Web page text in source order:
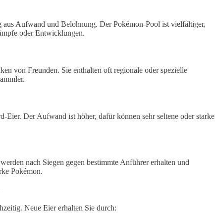
aus Aufwand und Belohnung. Der Pokémon-Pool ist vielfältiger,
oder Entwicklungen.
von Freunden. Sie enthalten oft regionale oder spezielle
Eier. Der Aufwand ist höher, dafür können sehr seltene oder starke
nach Siegen gegen bestimmte Anführer erhalten und
Pokémon.
Neue Eier erhalten Sie durch: